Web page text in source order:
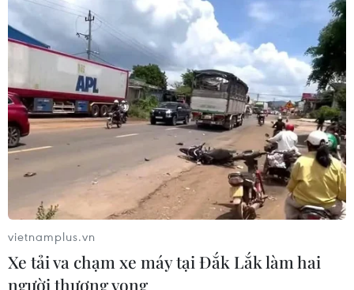
vietnamplus.vn
Xe tải va chạm xe máy tại Đắk Lắk làm hai
người thương vong